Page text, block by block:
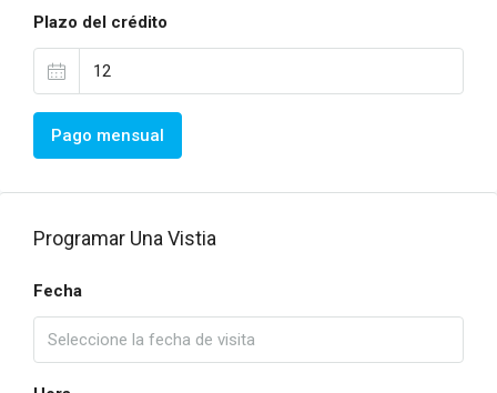
Plazo del crédito
Pago mensual
Programar Una Vistia
Fecha